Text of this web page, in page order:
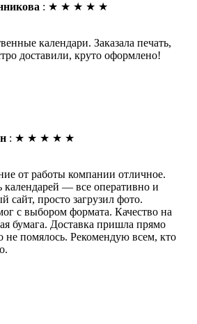
: ★ ★ ★ ★ ★
календари. Заказала печать,
доставили, круто оформлено!
: ★ ★ ★ ★ ★
от работы компании отличное.
календарей — все оперативно и
сайт, просто загрузил фото.
с выбором формата. Качество на
бумага. Доставка пришла прямо
не помялось. Рекомендую всем, кто